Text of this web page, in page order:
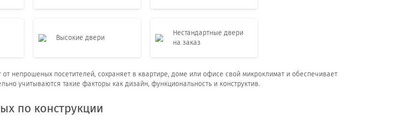
Высокие двери
Нестандартные двери
на заказ
непрошеных посетителей, сохраняет в квартире, доме или офисе свой микроклимат и обеспечивает
учитываются такие факторы как дизайн, функциональность и конструктив.
по конструкции